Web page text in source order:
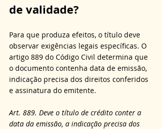
de validade?
Para que produza efeitos, o título deve
observar exigências legais específicas. O
artigo 889 do Código Civil determina que
o documento contenha data de emissão,
indicação precisa dos direitos conferidos
e assinatura do emitente.
Art. 889. Deve o título de crédito conter a
data da emissão, a indicação precisa dos